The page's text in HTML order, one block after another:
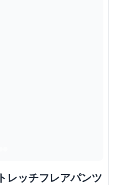
ッチフレアパンツ